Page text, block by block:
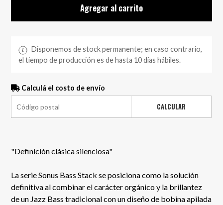
Agregar al carrito
Disponemos de stock permanente; en caso contrario,
el tiempo de producción es de hasta 10 días hábiles.
Calculá el costo de envío
CALCULAR
"Definición clásica silenciosa"
La serie Sonus Bass Stack se posiciona como la solución
definitiva al combinar el carácter orgánico y la brillantez
de un Jazz Bass tradicional con un diseño de bobina apilada